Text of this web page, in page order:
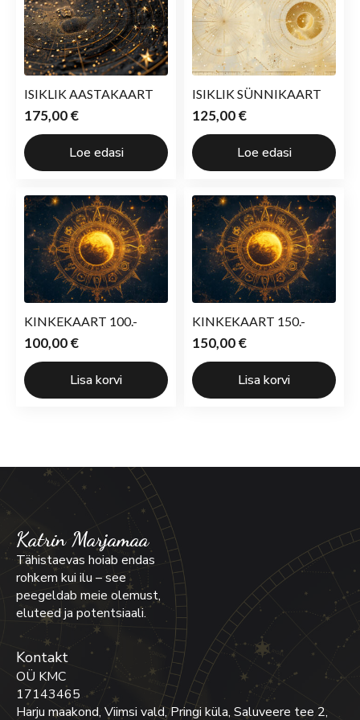
ISIKLIK AASTAKAART
175,00€
Loe edasi
ISIKLIK SÜNNIKAART
125,00€
Loe edasi
KINKEKAART 100.-
100,00€
Lisa korvi
KINKEKAART 150.-
150,00€
Lisa korvi
Katrin Marjamaa
Tähistaevas hoiab endas
rohkem kui ilu – see
peegeldab meie olemust,
eluteed ja potentsiaali.
Kontakt
OÜ KMC
17143465
Harju maakond, Viimsi vald, Pringi küla, Saluveere tee 2,